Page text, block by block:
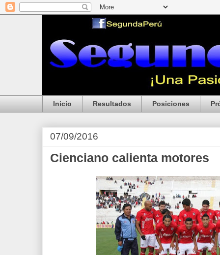
Inicio Resultados Posiciones
07/09/2016
Cienciano calienta motores